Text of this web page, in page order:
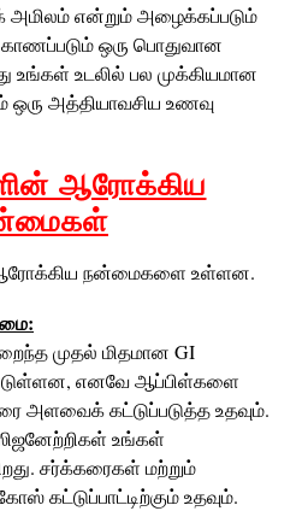
அமிலம் என்றும் அழைக்கப்படும்
ஒரு பொதுவான
உங்கள் உடலில் பல முக்கியமான
ஒரு அத்தியாவசிய உணவு
ஆரோக்கிய
நன்மைகளை உள்ளன.
முதல் மிதமான GI
எனவே ஆப்பிள்களை
அளவைக் கட்டுப்படுத்த உதவும்.
உங்கள்
சர்க்கரைகள் மற்றும்
கட்டுப்பாட்டிற்கும் உதவும்.